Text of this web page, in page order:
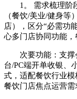
1。 需求梳理阶段
（餐饮/美业/健身等
店），区分“必需功
心多门店协同功能，
次要功能：支撑
台/PC端开单收银、
式，适配餐饮行业
餐饮门店焦点运营需